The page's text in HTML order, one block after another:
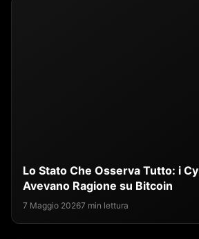
Lo Stato Che Osserva Tutto: i
Avevano Ragione su Bitcoin
7 Maggio 20267 min lettura